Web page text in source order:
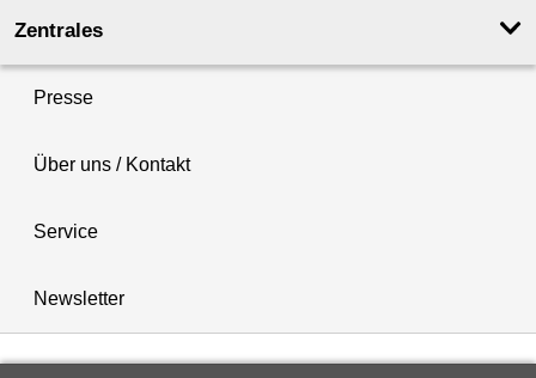
Zentrales
Presse
Über uns / Kontakt
Service
Newsletter